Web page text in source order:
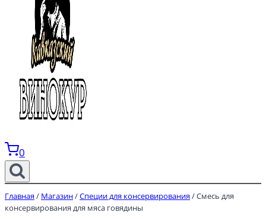
0
Главная/ Магазин/Специи для консервирования/Смесь для
консервирования для мяса говядины